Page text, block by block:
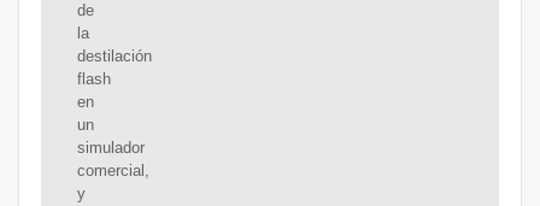
de
la
destilación
flash
en
un
simulador
comercial,
y